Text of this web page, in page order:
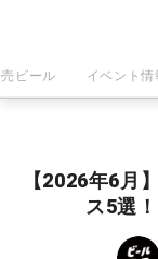
ビール イベント情
【2026年6月
ス5選